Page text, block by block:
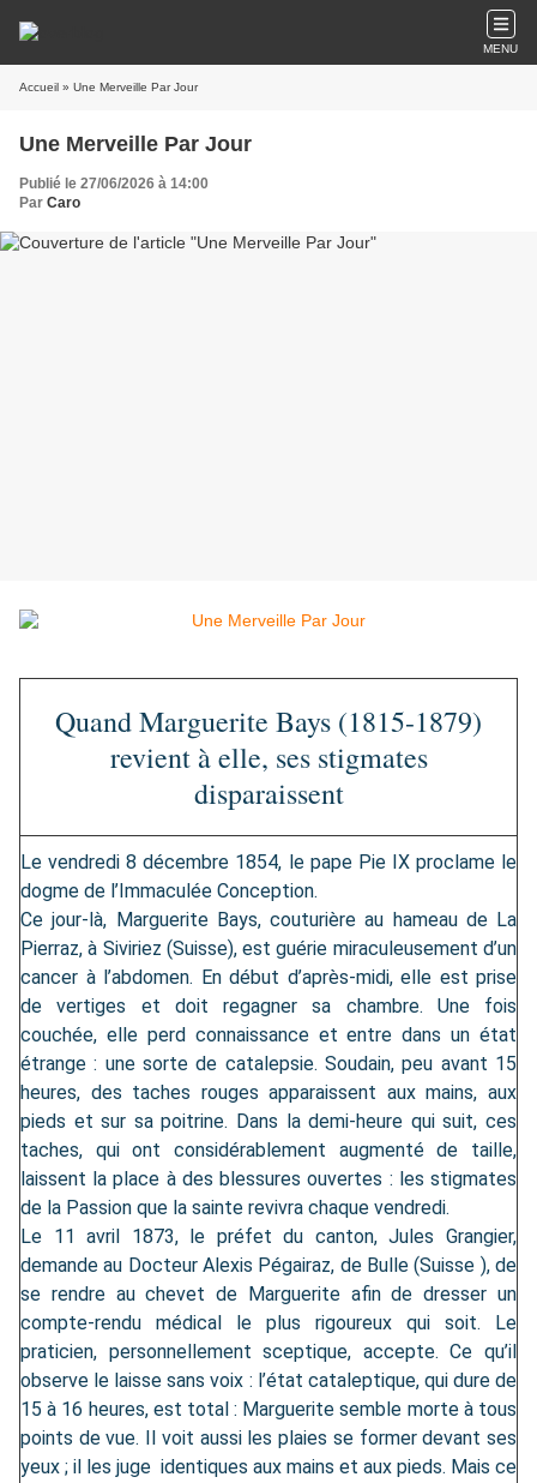
MENU
Accueil » Une Merveille Par Jour
Une Merveille Par Jour
Publié le 27/06/2026 à 14:00
Par Caro
Quand Marguerite Bays (1815-1879)
revient à elle, ses stigmates
disparaissent
Le vendredi 8 décembre 1854, le pape Pie IX proclame le
dogme de l’Immaculée Conception.
Ce jour-là, Marguerite Bays, couturière au hameau de La
Pierraz, à Siviriez (Suisse), est guérie miraculeusement d’un
cancer à l’abdomen. En début d’après-midi, elle est prise
de vertiges et doit regagner sa chambre. Une fois
couchée, elle perd connaissance et entre dans un état
étrange : une sorte de catalepsie. Soudain, peu avant 15
heures, des taches rouges apparaissent aux mains, aux
pieds et sur sa poitrine. Dans la demi-heure qui suit, ces
taches, qui ont considérablement augmenté de taille,
laissent la place à des blessures ouvertes : les stigmates
de la Passion que la sainte revivra chaque vendredi.
Le 11 avril 1873, le préfet du canton, Jules Grangier,
demande au Docteur Alexis Pégairaz, de Bulle (Suisse ), de
se rendre au chevet de Marguerite afin de dresser un
compte-rendu médical le plus rigoureux qui soit. Le
praticien, personnellement sceptique, accepte. Ce qu’il
observe le laisse sans voix : l’état cataleptique, qui dure de
15 à 16 heures, est total : Marguerite semble morte à tous
points de vue. Il voit aussi les plaies se former devant ses
yeux ; il les juge identiques aux mains et aux pieds. Mais ce